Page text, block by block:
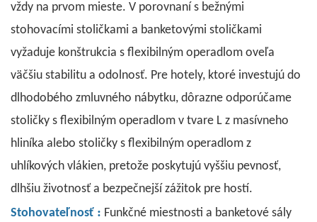
vždy na prvom mieste. V porovnaní s bežnými
stohovacími stoličkami a banketovými stoličkami
vyžaduje konštrukcia s flexibilným operadlom oveľa
väčšiu stabilitu a odolnosť. Pre hotely, ktoré investujú do
dlhodobého zmluvného nábytku, dôrazne odporúčame
stoličky s flexibilným operadlom v tvare L z masívneho
hliníka alebo stoličky s flexibilným operadlom z
uhlíkových vlákien, pretože poskytujú vyššiu pevnosť,
dlhšiu životnosť a bezpečnejší zážitok pre hostí.
Stohovateľnosť : Funkčné miestnosti a banketové sály